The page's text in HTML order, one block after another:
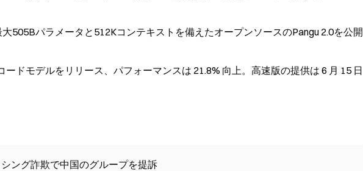
505Bパラメータと512Kコンテキストを備えたオープンソースのPangu 2.0を公開
ードモデルをリリース、パフォーマンスは 21.8% 向上。高速版の提供は 6 月 15 日
ング詐欺で中国のグループを提訴